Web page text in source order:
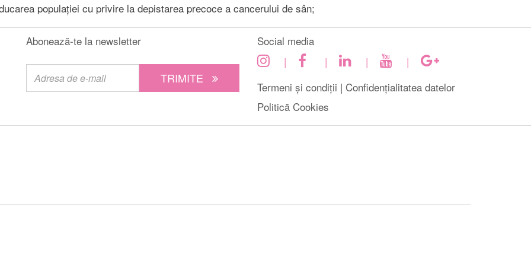
populației cu privire la depistarea precoce a cancerului de sân;
Abonează-te la newsletter
TRIMITE
Social media
|
| |
|
Termeni și condiții | Confidențialitatea datelor
Politică Cookies